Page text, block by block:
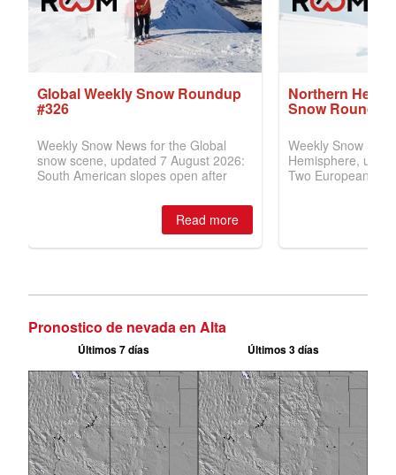
Pronostico de nevada en Alta
Últimos 7 días Últimos 3 días